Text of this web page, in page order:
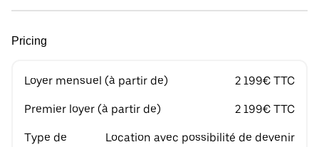
Pricing
Loyer mensuel (à partir de) 2 199€ TTC
Premier loyer (à partir de) 2 199€ TTC
Type de
Location avec possibilité de devenir